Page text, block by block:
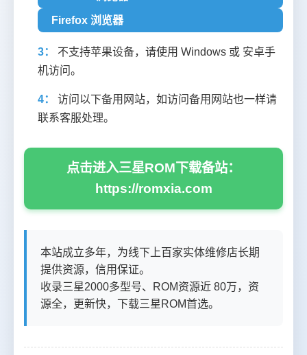
Firefox 浏览器
3：
不支持苹果设备，请使用 Windows 或 安卓手
机访问。
4：
访问以下备用网站，如访问备用网站也一样请
联系客服处理。
点击进入三星ROM下载备站：
https://romxia.com
本站成立多年，为线下上百家实体维修店长期
提供资源，信用保证。
收录三星2000多型号、ROM资源近 80万，资
源全，更新快，下载三星ROM首选。